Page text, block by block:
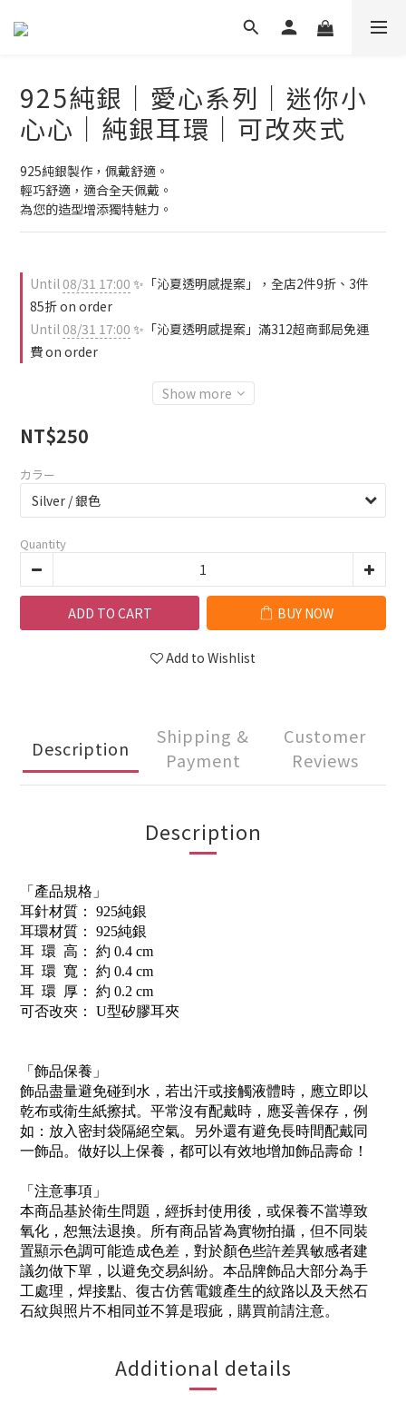
925純銀｜愛心系列｜迷你小
心心｜純銀耳環｜可改夾式
925純銀製作，佩戴舒適。
輕巧舒適，適合全天佩戴。
為您的造型增添獨特魅力。
Until08/31 17:00 ✨「沁夏透明感提案」，全店2件9折、3件
85折 on order
Until08/31 17:00 ✨「沁夏透明感提案」滿312超商郵局免運
費 on order
Show more
NT$250
カラー
Quantity
ADD TO CART BUY NOW
Add to Wishlist
Description
Shipping &
Payment
Customer
Reviews
Description
「產品規格」
耳針材質： 925純銀
耳環材質： 925純銀
耳 環 高： 約 0.4 cm
耳 環 寬： 約 0.4 cm
耳 環 厚： 約 0.2 cm
可否改夾： U型矽膠耳夾
「飾品保養」
飾品盡量避免碰到水，若出汗或接觸液體時，應立即以
乾布或衛生紙擦拭。平常沒有配戴時，應妥善保存，例
如：放入密封袋隔絕空氣。另外還有避免長時間配戴同
一飾品。做好以上保養，都可以有效地增加飾品壽命！
「注意事項」
本商品基於衛生問題，經拆封使用後，或保養不當導致
氧化，恕無法退換。所有商品皆為實物拍攝，但不同裝
置顯示色調可能造成色差，對於顏色些許差異敏感者建
議勿做下單，以避免交易糾紛。本品牌飾品大部分為手
工處理，焊接點、復古仿舊電鍍產生的紋路以及天然石
石紋與照片不相同並不算是瑕疵，購買前請注意。
Additional details